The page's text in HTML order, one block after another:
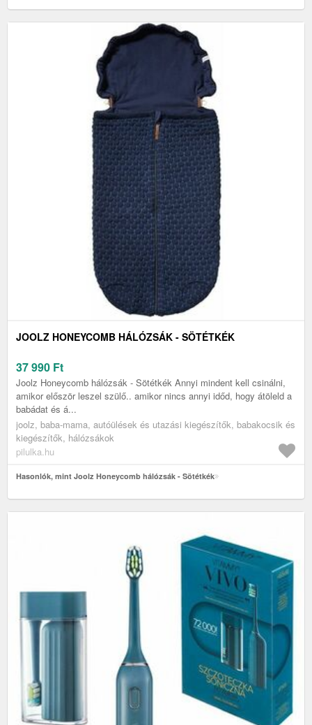
JOOLZ HONEYCOMB HÁLÓZSÁK - SÖTÉTKÉK
37 990 Ft
Joolz Honeycomb hálózsák - Sötétkék Annyi mindent kell csinálni,
amikor először leszel szülő.. amikor nincs annyi időd, hogy átöleld a
babádat és á...
joolz, baba-mama, autóülések és utazási kiegészítők, babakocsik és
kiegészítők, hálózsákok
pilulka.hu
Hasonlók, mint Joolz Honeycomb hálózsák - Sötétkék